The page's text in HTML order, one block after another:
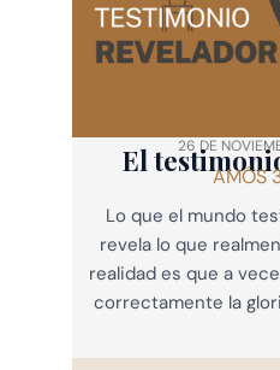
26 DE
El AMÓS
Lo que el mundo
revela lo que
realidad es que a
correctamente la